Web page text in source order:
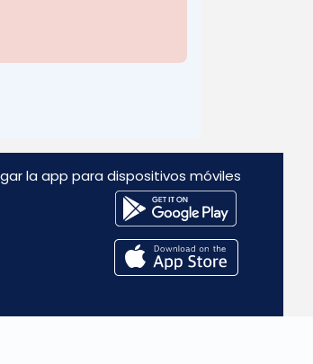
la app para dispositivos móviles